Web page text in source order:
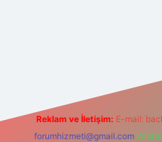
Reklam ve İletişim: E-mail:
forumhizmeti@gmail.com